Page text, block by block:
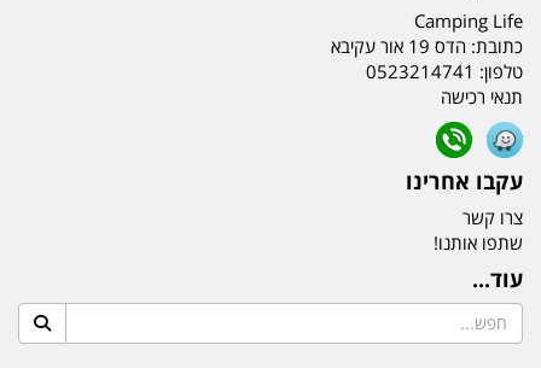
Camping Life
כתובת: הדס 19 אור עקיבא
טלפון: 0523214741
תנאי רכישה
עקבו אחרינו
צרו קשר
שתפו אותנו!
עוד...